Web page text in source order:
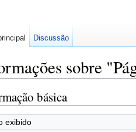
sobre
básica
exibido
Discussão